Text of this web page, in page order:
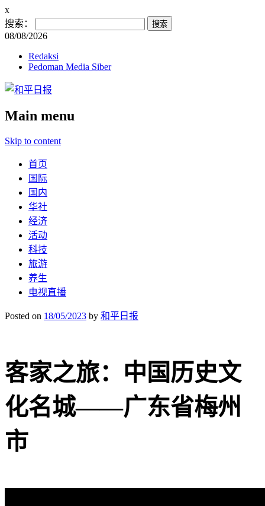
x
搜索：
08/08/2026
Redaksi
Pedoman Media Siber
Main menu
Skip to content
首页
国际
国内
华社
经济
活动
科技
旅游
养生
电视直播
Posted on 18/05/2023 by 和平日报
客家之旅：中国历史文
化名城——广东省梅州
市